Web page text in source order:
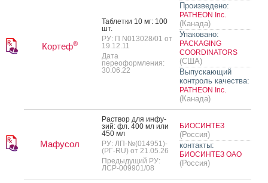
Кортеф®
Таб­летки 10 мг: 100
шт.
РУ: П N013028/01 от
19.12.11
Дата
переоформления:
30.06.22
Произведено:
PATHEON Inc.
(Канада)
Упаковано:
PACKAGING
COORDINATORS
(США)
Выпускающий
контроль качества:
PATHEON Inc.
(Канада)
Мафусол
Рас­твор для ин­фу­
зий: фл. 400 мл или
450 мл
РУ: ЛП-№(014951)-
(РГ-RU) от 21.05.26
Предыдущий РУ:
ЛСР-009901/08
БИОСИНТЕЗ
(Россия)
контакты:
БИОСИНТЕЗ ОАО
(Россия)